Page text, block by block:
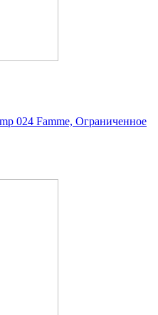
024 Famme, Ограниченное